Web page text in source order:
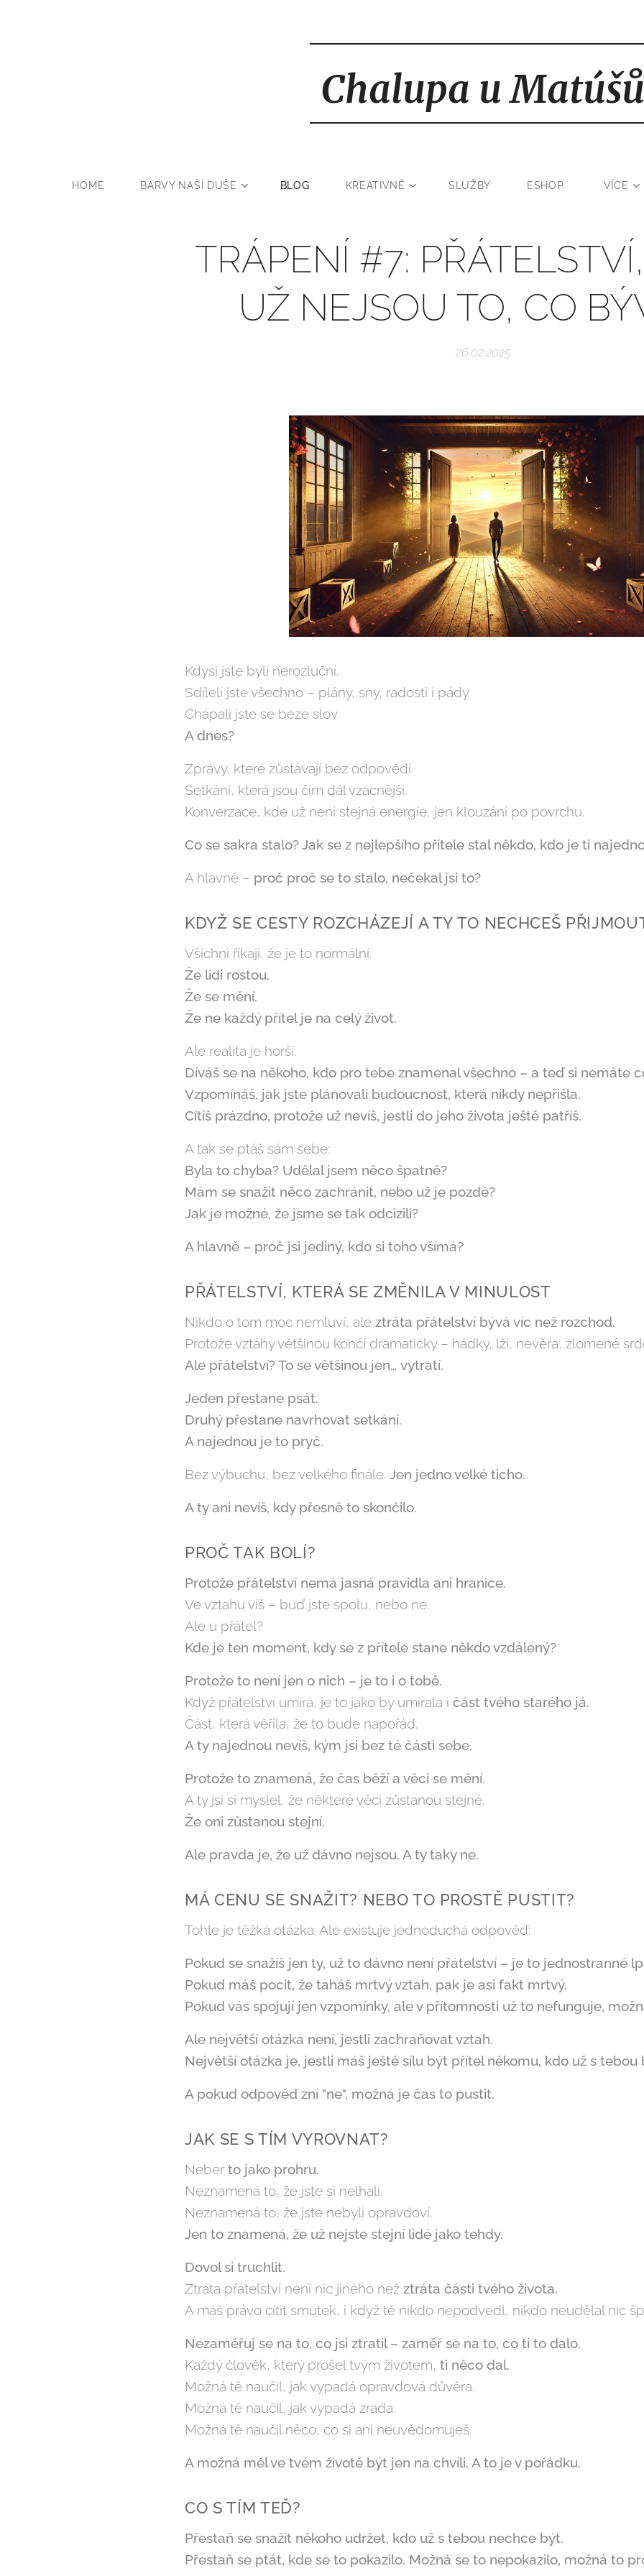
Chalupa u Matúšů
HOME BARVY NAŠÍ DUŠE BLOG KREATIVNĚ SLUŽBY ESHOP VÍCE
TRÁPENÍ #7:
UŽ NEJSOU TO, CO
26.02.2025
Kdysi jste byli nerozluční.
Sdíleli jste všechno – plány, sny, radosti i pády.
Chápali jste se beze slov.
A dnes?
Zprávy, které zůstávají bez odpovědí.
Setkání, která jsou čím dál vzácnější.
Konverzace, kde už není stejná energie, jen klouzání po povrchu.
Co se sakra stalo? Jak se z nejlepšího přítele stal někdo, kdo je ti
A hlavně – proč proč se to stalo, nečekal jsi to?
KDYŽ SE CESTY ROZCHÁZEJÍ A TY TO NECHCEŠ
Všichni říkají, že je to normální.
Že lidi rostou.
Že se mění.
Že ne každý přítel je na celý život.
Ale realita je horší:
Díváš se na někoho, kdo pro tebe znamenal všechno – a teď si nemáte
Vzpomínáš, jak jste plánovali budoucnost, která nikdy nepřišla.
Cítíš prázdno, protože už nevíš, jestli do jeho života ještě patříš.
A tak se ptáš sám sebe:
Byla to chyba? Udělal jsem něco špatně?
Mám se snažit něco zachránit, nebo už je pozdě?
Jak je možné, že jsme se tak odcizili?
A hlavně – proč jsi jediný, kdo si toho všímá?
PŘÁTELSTVÍ, KTERÁ SE ZMĚNILA V MINULOST
Nikdo o tom moc nemluví, ale ztráta přátelství bývá víc než rozchod.
Protože vztahy většinou končí dramaticky – hádky, lži, nevěra, zlomené
Ale přátelství? To se většinou jen… vytratí.
Jeden přestane psát.
Druhý přestane navrhovat setkání.
A najednou je to pryč.
Bez výbuchu, bez velkého finále. Jen jedno velké ticho.
A ty ani nevíš, kdy přesně to skončilo.
PROČ TAK BOLÍ?
Protože přátelství nemá jasná pravidla ani hranice.
Ve vztahu víš – buď jste spolu, nebo ne.
Ale u přátel?
Kde je ten moment, kdy se z přítele stane někdo vzdálený?
Protože to není jen o nich – je to i o tobě.
Když přátelství umírá, je to jako by umírala i část tvého starého já.
Část, která věřila, že to bude napořád.
A ty najednou nevíš, kým jsi bez té části sebe.
Protože to znamená, že čas běží a věci se mění.
A ty jsi si myslel, že některé věci zůstanou stejné.
Že oni zůstanou stejní.
Ale pravda je, že už dávno nejsou. A ty taky ne.
MÁ CENU SE SNAŽIT? NEBO TO PROSTĚ PUSTIT?
Tohle je těžká otázka. Ale existuje jednoduchá odpověď:
Pokud se snažíš jen ty, už to dávno není přátelství – je to jednostranné
Pokud máš pocit, že taháš mrtvý vztah, pak je asi fakt mrtvý.
Pokud vás spojují jen vzpomínky, ale v přítomnosti už to nefunguje,
Ale největší otázka není, jestli zachraňovat vztah.
Největší otázka je, jestli máš ještě sílu být přítel někomu, kdo už s
A pokud odpověď zní "ne", možná je čas to pustit.
JAK SE S TÍM VYROVNAT?
Neber to jako prohru.
Neznamená to, že jste si nelhali.
Neznamená to, že jste nebyli opravdoví.
Jen to znamená, že už nejste stejní lidé jako tehdy.
Dovol si truchlit.
Ztráta přátelství není nic jiného než ztráta části tvého života.
A máš právo cítit smutek, i když tě nikdo nepodvedl, nikdo neudělal nic
Nezaměřuj se na to, co jsi ztratil – zaměř se na to, co ti to dalo.
Každý člověk, který prošel tvým životem, ti něco dal.
Možná tě naučil, jak vypadá opravdová důvěra.
Možná tě naučil, jak vypadá zrada.
Možná tě naučil něco, co si ani neuvědomuješ.
A možná měl ve tvém životě být jen na chvíli. A to je v pořádku.
CO S TÍM TEĎ?
Přestaň se snažit někoho udržet, kdo už s tebou nechce být.
Přestaň se ptát, kde se to pokazilo. Možná se to nepokazilo, možná to